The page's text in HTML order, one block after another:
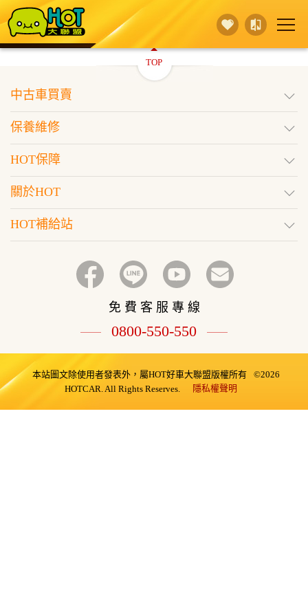
賣 車
行銷活動 據點查詢 HOT保障
TOP
中古車買賣
保養維修
HOT保障
關於HOT
HOT補給站
免 費 客 服 專 線
0800-550-550
本站圖文除使用者發表外，屬HOT好車大聯盟版權所有
©2026
HOTCAR. All Rights Reserves.
隱私權聲明